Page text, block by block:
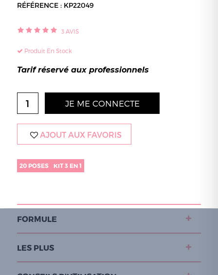
RÉFÉRENCE : KP22049
3 AVIS
Produit En Stock
Tarif réservé aux professionnels
JE ME CONNECTE
AJOUT AUX FAVORIS
20 POSES KIT 3 EN 1
FORMULE
LES PLUS